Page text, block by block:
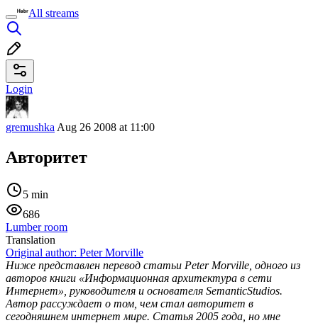
All streams
Login
gremushka Aug 26 2008 at 11:00
Авторитет
5 min
686
Lumber room
Translation
Original author: Peter Morville
Ниже представлен перевод статьи Peter Morville, одного из
авторов книги «Информационная архитектура в сети
Интернет», руководителя и основателя SemanticStudios.
Автор рассуждает о том, чем стал авторитет в
сегодняшнем интернет мире. Статья 2005 года, но мне